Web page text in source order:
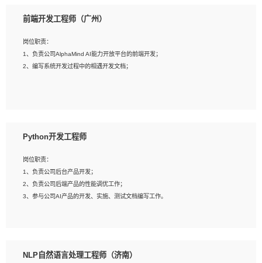
8、有良好的文档编写能力和沟通能力，有RHCE证书优先
岗位要求：
2、熟悉产品及需求规划工具，如:Axure、Xmind、MS Project等；
3、具备良好的交流协调能力，有较强的责任感、工作积极主动；
4、有较强的系统需求分析、文档编写能力、沟通能力；
前端开发工程师（广州）
岗位职责：
1、负责公司AlphaMind AI能力开放平台的前端开发；
2、编写系统开发过程中的相遇开发文档；
3、熟悉react/vue/angular任何一种前端框架，熟悉react优先；
5、善于沟通，具有团队意识；
Python开发工程师
岗位职责：
1、负责公司后台产品开发；
2、负责公司后端产品的性能调优工作；
3、参与公司AI产品的开发、实施、测试文档编写工作。
验的更佳；
NLP自然语言处理工程师（济南）